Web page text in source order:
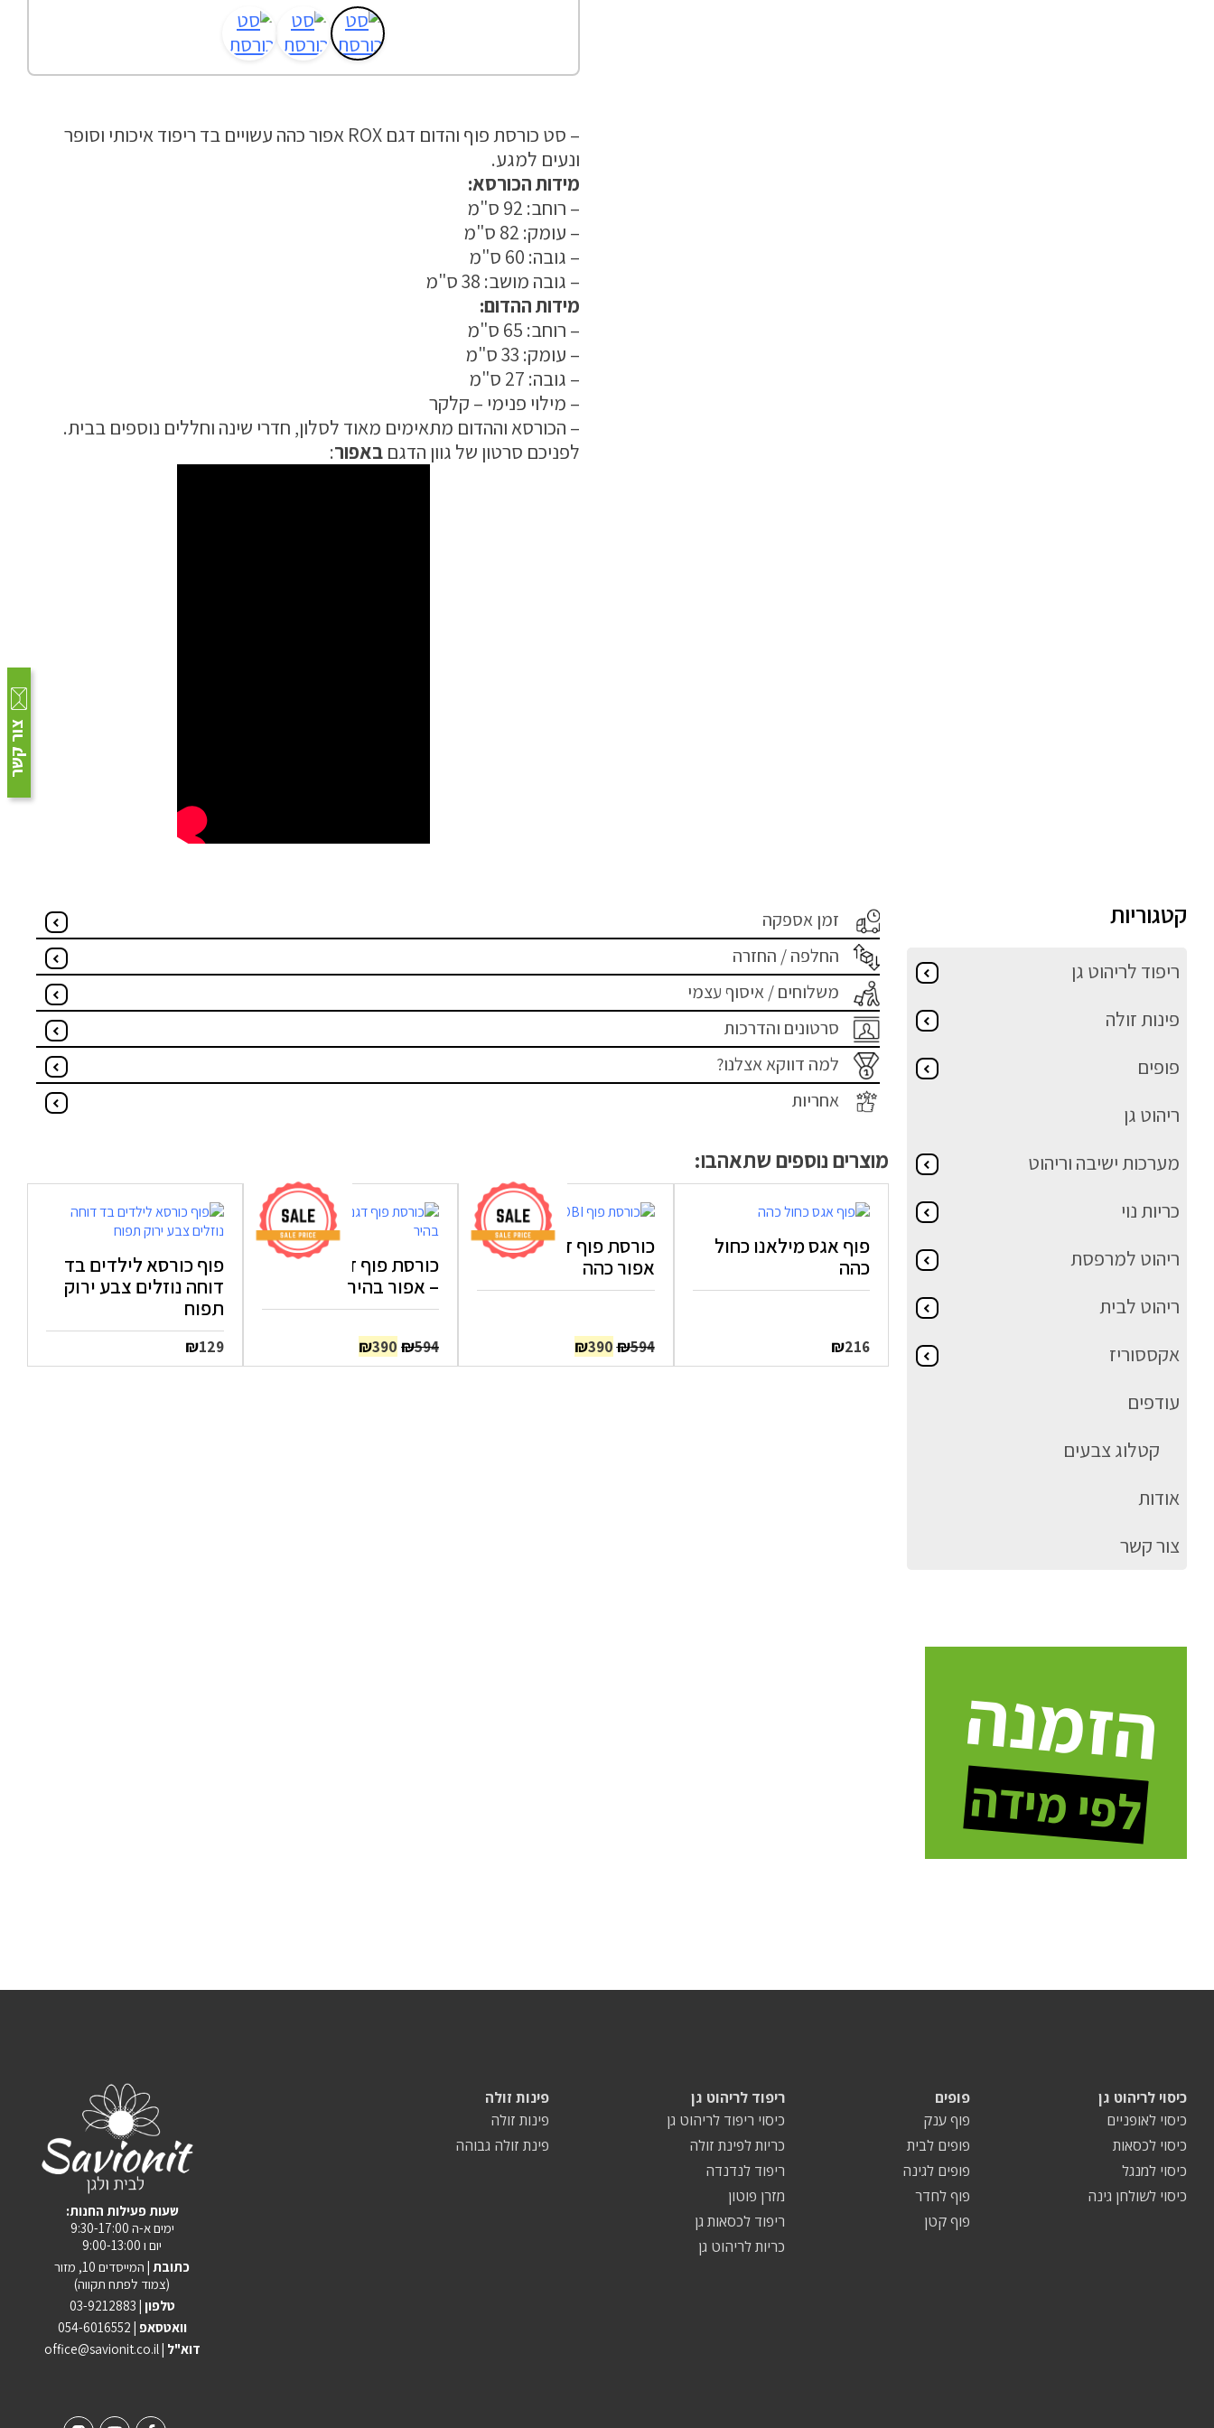
צור קשר
– סט כורסת פוף והדום דגם ROX אפור כהה עשויים בד ריפוד איכותי וסופר
ונעים למגע.
מידות הכורסא:
– רוחב: 92 ס"מ
– עומק: 82 ס"מ
– גובה: 60 ס"מ
– גובה מושב: 38 ס"מ
מידות ההדום:
– רוחב: 65 ס"מ
– עומק: 33 ס"מ
– גובה: 27 ס"מ
– מילוי פנימי – קלקר
– הכורסא וההדום מתאימים מאוד לסלון, חדרי שינה וחללים נוספים בבית.
לפניכם סרטון של גוון הדגם באפור:
זמן אספקה
החלפה / החזרה
משלוחים / איסוף עצמי
סרטונים והדרכות
למה דווקא אצלנו?
אחריות
מוצרים נוספים שתאהבו:
פוף אגס מילאנו כחול
כהה
₪216
כורסת פוף דגם BOBI
אפור כהה
₪594
המחיר
המקורי
₪390
הנוכחי
כורסת פוף דגם MOON
– אפור בהיר
₪594
המחיר
המקורי
₪390
הנוכחי
פוף כורסא לילדים בד
דוחה נוזלים צבע ירוק
תפוח
₪129
קטגוריות
ריפוד לריהוט גן
פינות זולה
פופים
ריהוט גן
מערכות ישיבה וריהוט
כריות נוי
ריהוט למרפסת
ריהוט לבית
אקססוריז
עודפים
קטלוג צבעים
אודות
צור קשר
הזמנה
לפי מידה
:שעות פעילות החנות
ימים א-ה 9:30-17:00
יום ו 9:00-13:00
כתובת | המייסדים 10, מזור
(צמוד לפתח תקווה)
טלפון | 03-9212883
וואטסאפ | 054-6016552
office@savionit.co.il | דוא"ל
פינות זולה
פינות זולה
פינת זולה גבוהה
ריפוד לריהוט גן
כיסוי ריפוד לריהוט גן
כריות לפינת זולה
ריפוד לנדנדה
מזרן פוטון
ריפוד לכסאות גן
כריות לריהוט גן
פופים
פוף ענק
פופים לבית
פופים לגינה
פוף לחדר
פוף קטן
כיסוי לריהוט גן
כיסוי לאופניים
כיסוי לכסאות
כיסוי למנגל
כיסוי לשולחן גינה